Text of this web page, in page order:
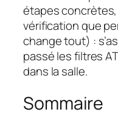
étapes
vérification que
change tout) :
passé les filtres
dans la salle.
Sommaire